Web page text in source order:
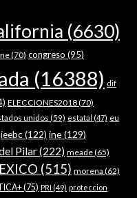
(6630)
(70) congreso (95)
(16388) dif
ELECCIONES2018(70)
unidos (59) estatal (47) eu
ieebc(122) ine(129)
Pilar(222) meade(65)
(515) morena (62)
(75) PRI (49) proteccion